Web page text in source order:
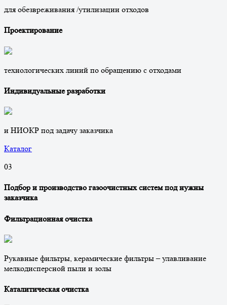
для обезвреживания /утилизации отходов
Проектирование
технологических линий по обращению с отходами
Индивидуальные разработки
и НИОКР под задачу заказчика
Каталог
03
Подбор и производство газоочистных систем под нужны
заказчика
Фильтрационная очистка
Рукавные фильтры, керамические фильтры – улавливание
мелкодисперсной пыли и золы
Каталитическая очистка